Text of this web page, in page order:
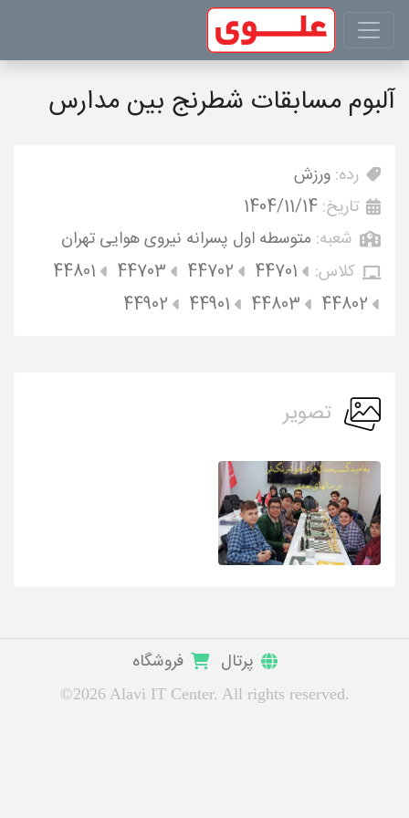
آلبوم مسابقات شطرنج بین مدارس
رده: ورزش
تاریخ: 1404/11/14
شعبه: متوسطه اول پسرانه نیروی هوایی تهران
کلاس:
44701
44702
44703
44801
44802
44803
44901
44902
تصویر
پرتال فروشگاه
©2026 Alavi IT Center. All rights reserved.